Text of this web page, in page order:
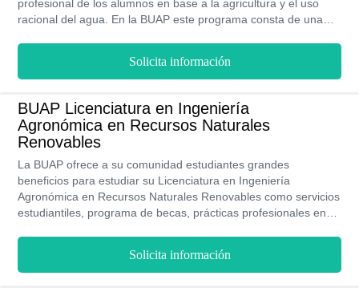
profesional de los alumnos en base a la agricultura y el uso
racional del agua. En la BUAP este programa consta de una
de manera semestral y presencial.
Solicita información
BUAP Licenciatura en Ingeniería
Agronómica en Recursos Naturales
Renovables
La BUAP ofrece a su comunidad estudiantes grandes
beneficios para estudiar su Licenciatura en Ingeniería
Agronómica en Recursos Naturales Renovables como servicios
estudiantiles, programa de becas, prácticas profesionales en
Solicita información